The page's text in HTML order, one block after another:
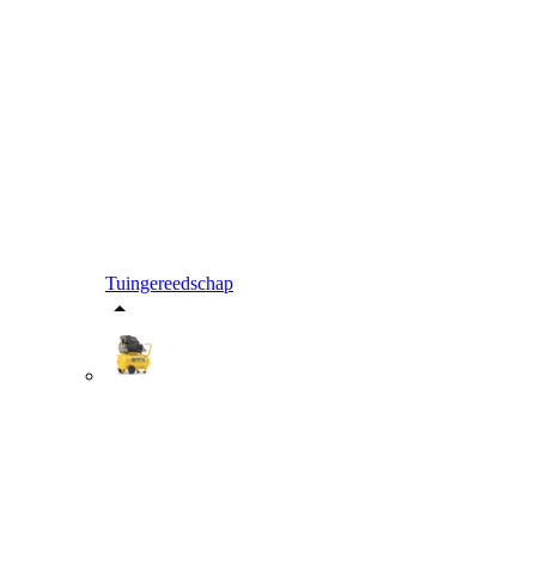
Tuingereedschap